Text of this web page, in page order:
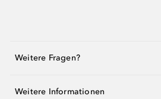
Weitere Fragen?
Weitere Informationen